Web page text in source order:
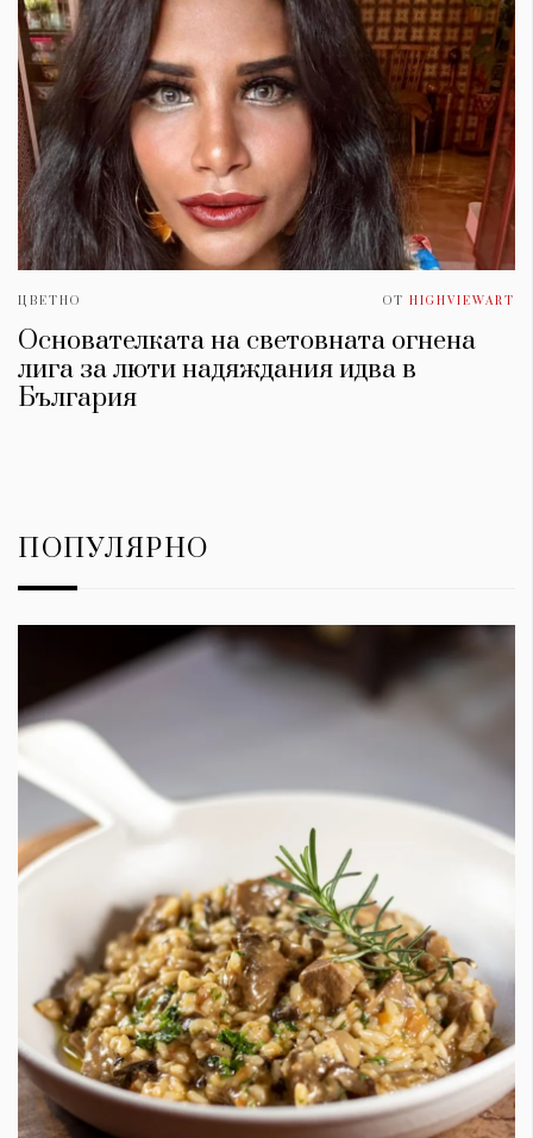
ЦВЕТНО ОТ HIGHVIEWART
Основателката на световната огнена
лига за люти надяждания идва в
България
ПОПУЛЯРНО